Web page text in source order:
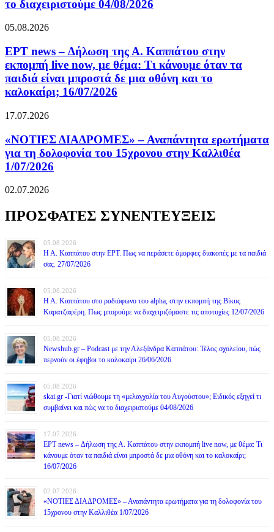
το διαχειριστούμε 04/08/2026
05.08.2026
ΕΡΤ news – Δήλωση της Α. Καππάτου στην
εκπομπή live now, με θέμα: Τι κάνουμε όταν τα
παιδιά είναι μπροστά δε μια οθόνη και το
καλοκαίρι; 16/07/2026
17.07.2026
«ΝΟΤΙΕΣ ΔΙΑΔΡΟΜΕΣ» – Αναπάντητα ερωτήματα
για τη δολοφονία του 15χρονου στην Καλλιθέα
1/07/2026
02.07.2026
ΠΡΟΣΦΑΤΕΣ ΣΥΝΕΝΤΕΥΞΕΙΣ
05.08.2026
Η Α. Καππάτου στην ΕΡΤ. Πως να περάσετε όμορφες διακοπές με τα παιδιά
σας. 27/07/2026
05.08.2026
Η Α. Καππάτου στο ραδιόφωνο του alpha, στην εκπομπή της Βίκυς
Καρατζαφέρη. Πως μπορούμε να διαχειριζόμαστε τις αποτυχίες 12/07/2026
05.08.2026
Newshub.gr – Podcast με την Αλεξάνδρα Καππάτου: Τέλος σχολείου, πώς
περνούν οι έφηβοι το καλοκαίρι 26/06/2026
05.08.2026
skai.gr -Γιατί νιώθουμε τη «μελαγχολία του Αυγούστου»; Ειδικός εξηγεί τι
συμβαίνει και πώς να το διαχειριστούμε 04/08/2026
17.07.2026
ΕΡΤ news – Δήλωση της Α. Καππάτου στην εκπομπή live now, με θέμα: Τι
κάνουμε όταν τα παιδιά είναι μπροστά δε μια οθόνη και το καλοκαίρι;
16/07/2026
02.07.2026
«ΝΟΤΙΕΣ ΔΙΑΔΡΟΜΕΣ» – Αναπάντητα ερωτήματα για τη δολοφονία του
15χρονου στην Καλλιθέα 1/07/2026